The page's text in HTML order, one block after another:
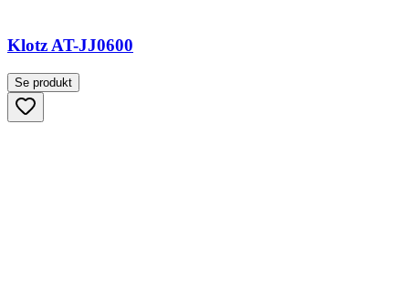
Klotz AT-JJ0600
Se produkt